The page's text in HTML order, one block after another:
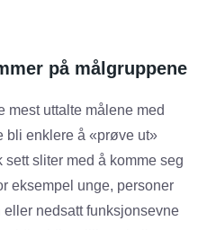
på målgruppene
mest uttalte målene med
bli enklere å «prøve ut»
sliter med å komme seg
eksempel unge, personer
nedsatt funksjonsevne